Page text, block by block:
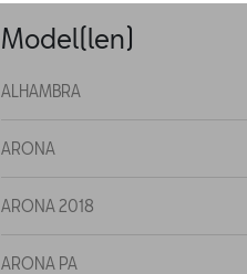
Model(len)
ALHAMBRA
ARONA
ARONA 2018
ARONA PA